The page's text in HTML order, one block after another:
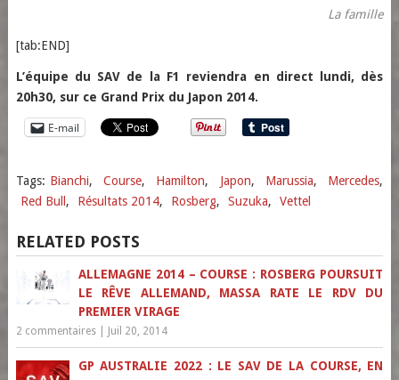
La famille
[tab:END]
L’équipe du SAV de la F1 reviendra en direct lundi, dès
20h30, sur ce Grand Prix du Japon 2014.
E-mail
Tags: Bianchi, Course, Hamilton, Japon, Marussia, Mercedes,
Red Bull , Résultats 2014, Rosberg, Suzuka, Vettel
RELATED POSTS
ALLEMAGNE 2014 – COURSE : ROSBERG POURSUIT
LE RÊVE ALLEMAND, MASSA RATE LE RDV DU
PREMIER VIRAGE
2 commentaires| Juil 20, 2014
GP AUSTRALIE 2022 : LE SAV DE LA COURSE, EN